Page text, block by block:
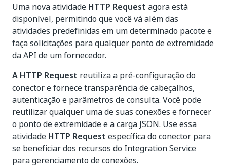
Uma nova atividade HTTP Request agora está
disponível, permitindo que você vá além das
atividades predefinidas em um determinado pacote e
faça solicitações para qualquer ponto de extremidade
da API de um fornecedor.
A HTTP Request reutiliza a pré-configuração do
conector e fornece transparência de cabeçalhos,
autenticação e parâmetros de consulta. Você pode
reutilizar qualquer uma de suas conexões e fornecer
o ponto de extremidade e a carga JSON. Use essa
atividade HTTP Request específica do conector para
se beneficiar dos recursos do Integration Service
para gerenciamento de conexões.